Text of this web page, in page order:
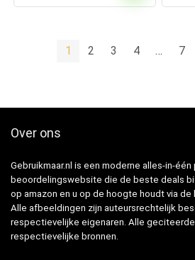
1 2 3 4 … 7
Over ons
Gebruikmaar.nl is een moderne alles-in-
beoordelingswebsite die de beste deals
op amazon en u op de hoogte houdt via
Alle afbeeldingen zijn auteursrechtelijk
respectievelijke eigenaren. Alle geciteerde
respectievelijke bronnen.